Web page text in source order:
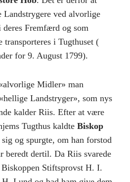
Landstrygere ved alvorlige
deres Fremfærd og som
i Tugthuset (
for 9. August 1799).
Midler» man
Landstryger», som nys
kalder Riis. Efter at være
Tugthus kaldte Biskop
og spurgte, om han forstod
beredt dertil. Da Riis svarede
Stiftsprovst H. I.